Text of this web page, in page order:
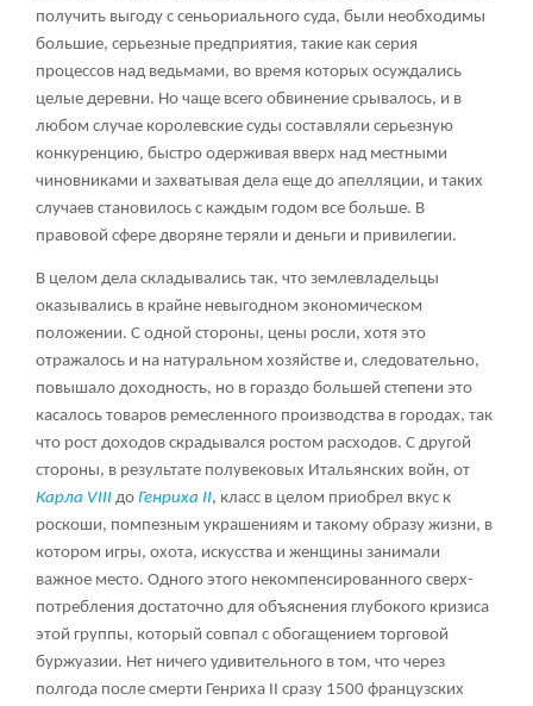
получить выгоду с сеньориального суда, были необходимы
большие, серьезные предприятия, такие как серия
процессов над ведьмами, во время которых осуждались
целые деревни. Но чаще всего обвинение срывалось, и в
любом случае королевские суды составляли серьезную
конкуренцию, быстро одерживая вверх над местными
чиновниками и захватывая дела еще до апелляции, и таких
случаев становилось с каждым годом все больше. В
правовой сфере дворяне теряли и деньги и привилегии.
В целом дела складывались так, что землевладельцы
оказывались в крайне невыгодном экономическом
положении. С одной стороны, цены росли, хотя это
отражалось и на натуральном хозяйстве и, следовательно,
повышало доходность, но в гораздо большей степени это
касалось товаров ремесленного производства в городах, так
что рост доходов скрадывался ростом расходов. С другой
стороны, в результате полувековых Итальянских войн, от
Карла VIII до Генриха II, класс в целом приобрел вкус к
роскоши, помпезным украшениям и такому образу жизни, в
котором игры, охота, искусства и женщины занимали
важное место. Одного этого некомпенсированного сверх-
потребления достаточно для объяснения глубокого кризиса
этой группы, который совпал с обогащением торговой
буржуазии. Нет ничего удивительного в том, что через
полгода после смерти Генриха II сразу 1500 французских